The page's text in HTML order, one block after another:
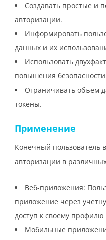
Создавать простые и
авторизации.
Информировать
данных и их
Использовать
повышения
Ограничивать объем
токены.
Применение
Конечный пользователь
авторизации в
Веб-приложения:
приложение через
доступ к своему
Мобильные